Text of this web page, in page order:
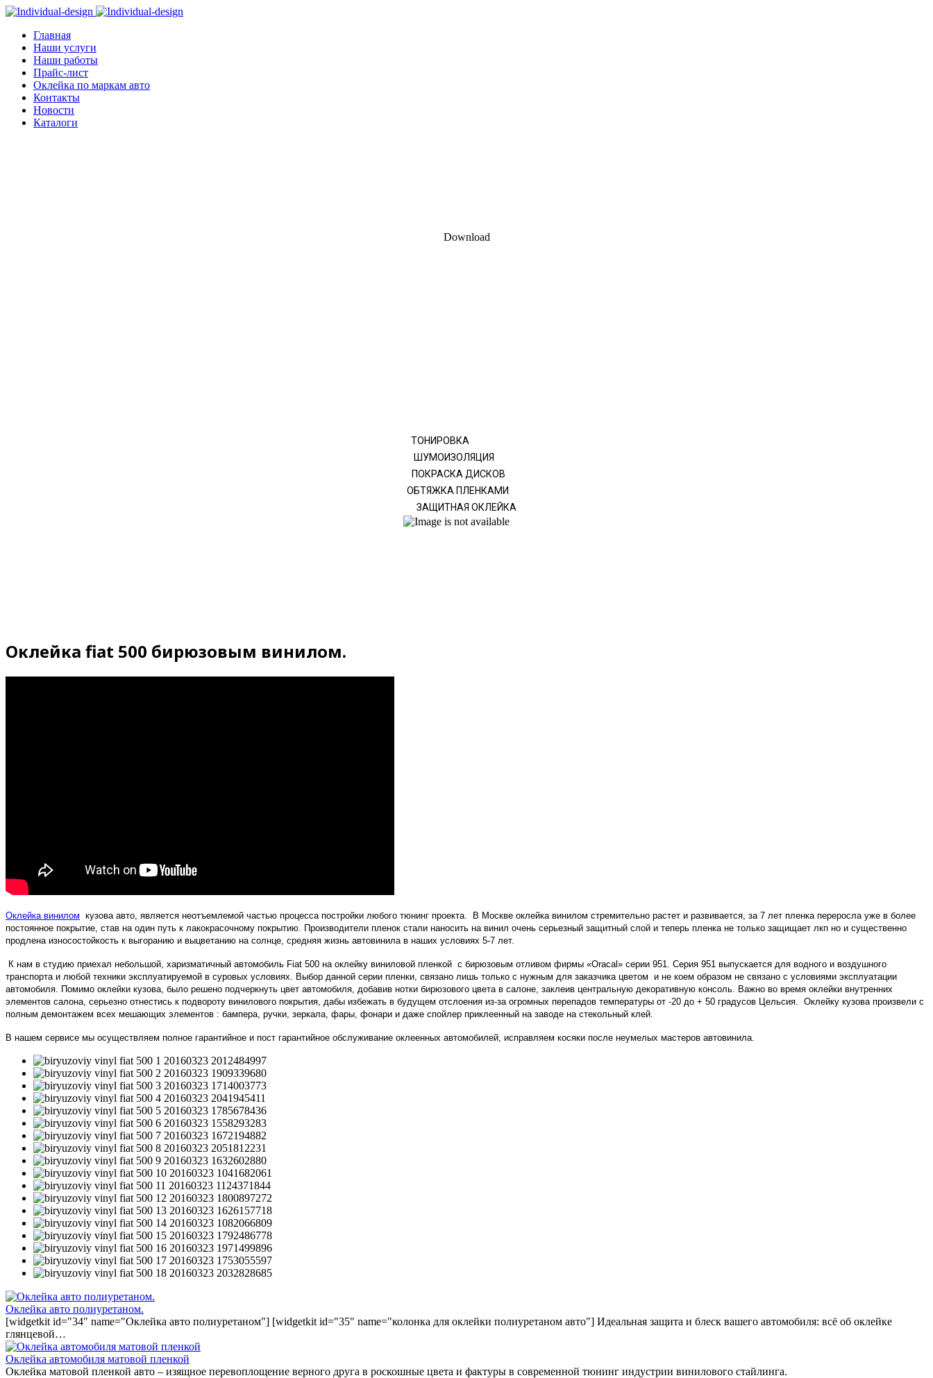
Главная
Наши услуги
Наши работы
Прайс-лист
Оклейка по маркам авто
Контакты
Новости
Каталоги
Download
ТОНИРОВКА
ШУМОИЗОЛЯЦИЯ
ПОКРАСКА ДИСКОВ
ОБТЯЖКА ПЛЕНКАМИ
ЗАЩИТНАЯ ОКЛЕЙКА
Оклейка fiat 500 бирюзовым винилом.
Оклейка винилом кузова авто, является неотъемлемой частью процесса постройки любого тюнинг проекта. В Москве оклейка винилом стремительно растет и развивается, за 7 лет пленка переросла уже в более
постоянное покрытие, став на один путь к лакокрасочному покрытию. Производители пленок стали наносить на винил очень серьезный защитный слой и теперь пленка не только защищает лкп но и существенно
продлена износостойкость к выгоранию и выцветанию на солнце, средняя жизнь автовинила в наших условиях 5-7 лет.
К нам в студию приехал небольшой, харизматичный автомобиль Fiat 500 на оклейку виниловой пленкой с бирюзовым отливом фирмы «Oracal» серии 951. Серия 951 выпускается для водного и воздушного
транспорта и любой техники эксплуатируемой в суровых условиях. Выбор данной серии пленки, связано лишь только с нужным для заказчика цветом и не коем образом не связано с условиями эксплуатации
автомобиля. Помимо оклейки кузова, было решено подчеркнуть цвет автомобиля, добавив нотки бирюзового цвета в салоне, заклеив центральную декоративную консоль. Важно во время оклейки внутренних
элементов салона, серьезно отнестись к подвороту винилового покрытия, дабы избежать в будущем отслоения из-за огромных перепадов температуры от -20 до + 50 градусов Цельсия. Оклейку кузова произвели с
полным демонтажем всех мешающих элементов : бампера, ручки, зеркала, фары, фонари и даже спойлер приклеенный на заводе на стекольный клей.
В нашем сервисе мы осуществляем полное гарантийное и пост гарантийное обслуживание оклеенных автомобилей, исправляем косяки после неумелых мастеров автовинила.
Оклейка авто полиуретаном.
[widgetkit id="34" name="Оклейка авто полиуретаном"] [widgetkit id="35" name="колонка для оклейки полиуретаном авто"] Идеальная защита и блеск вашего автомобиля: всё об оклейке
глянцевой…
Оклейка автомобиля матовой пленкой
Оклейка матовой пленкой авто – изящное перевоплощение верного друга в роскошные цвета и фактуры в современной тюнинг индустрии винилового стайлинга.